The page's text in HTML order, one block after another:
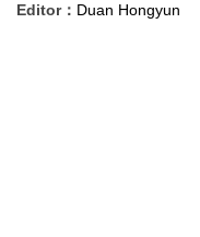
Editor： Duan Hongyun